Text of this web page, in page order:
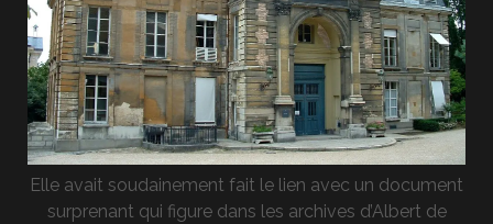
Elle avait soudainement fait le lien avec un document
surprenant qui figure dans les archives d’Albert de